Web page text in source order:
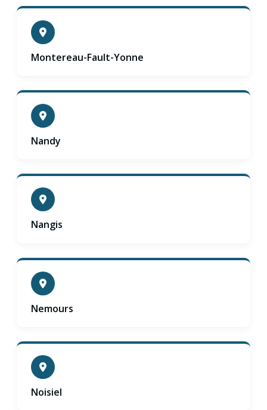
Montereau-Fault-Yonne
Nandy
Nangis
Nemours
Noisiel